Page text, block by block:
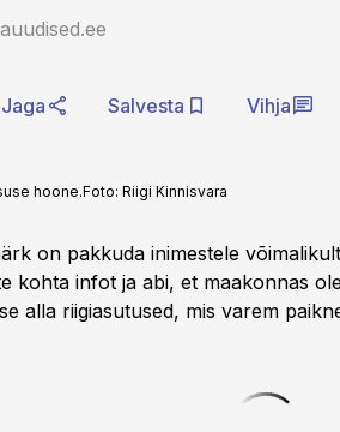
Jaga Salvesta Vihja
hoone.Foto: Riigi Kinnisvara
on pakkuda inimestele
kohta infot ja abi, et maakonnas
alla riigiasutused, mis varem